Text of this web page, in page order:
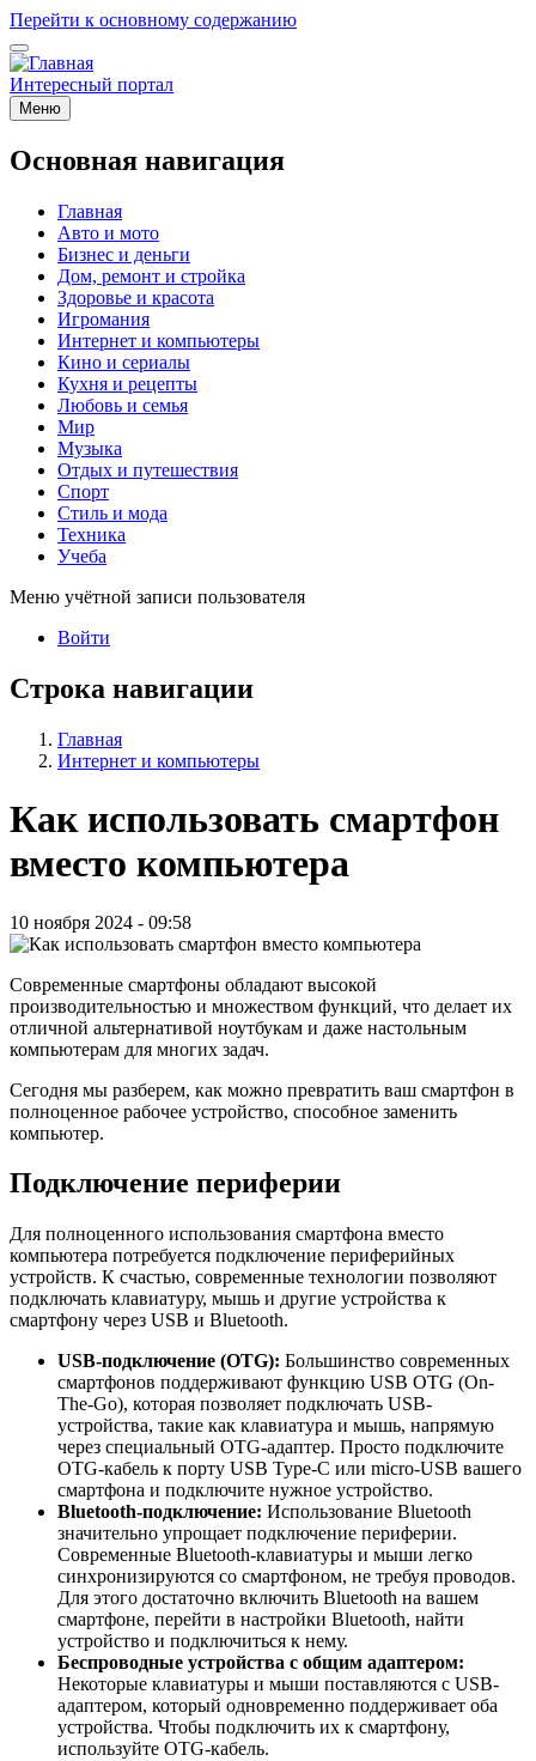
Перейти к основному содержанию
Интересный портал
Меню
Основная навигация
Главная
Авто и мото
Бизнес и деньги
Дом, ремонт и стройка
Здоровье и красота
Игромания
Интернет и компьютеры
Кино и сериалы
Кухня и рецепты
Любовь и семья
Мир
Музыка
Отдых и путешествия
Спорт
Стиль и мода
Техника
Учеба
Меню учётной записи пользователя
Войти
Строка навигации
Главная
Интернет и компьютеры
Как использовать смартфон
вместо компьютера
10 ноября 2024 - 09:58
Современные смартфоны обладают высокой
производительностью и множеством функций, что делает их
отличной альтернативой ноутбукам и даже настольным
компьютерам для многих задач.
Сегодня мы разберем, как можно превратить ваш смартфон в
полноценное рабочее устройство, способное заменить
компьютер.
Подключение периферии
Для полноценного использования смартфона вместо
компьютера потребуется подключение периферийных
устройств. К счастью, современные технологии позволяют
подключать клавиатуру, мышь и другие устройства к
смартфону через USB и Bluetooth.
USB-подключение (OTG): Большинство современных
смартфонов поддерживают функцию USB OTG (On-
The-Go), которая позволяет подключать USB-
устройства, такие как клавиатура и мышь, напрямую
через специальный OTG-адаптер. Просто подключите
OTG-кабель к порту USB Type-C или micro-USB вашего
смартфона и подключите нужное устройство.
Bluetooth-подключение: Использование Bluetooth
значительно упрощает подключение периферии.
Современные Bluetooth-клавиатуры и мыши легко
синхронизируются со смартфоном, не требуя проводов.
Для этого достаточно включить Bluetooth на вашем
смартфоне, перейти в настройки Bluetooth, найти
устройство и подключиться к нему.
Беспроводные устройства с общим адаптером:
Некоторые клавиатуры и мыши поставляются с USB-
адаптером, который одновременно поддерживает оба
устройства. Чтобы подключить их к смартфону,
используйте OTG-кабель.